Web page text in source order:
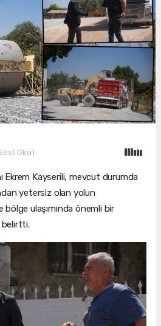
Oku)
Ekrem Kayserili, mevcut durumda
yetersiz olan yolun
ulaşımında önemli bir
belirtti.